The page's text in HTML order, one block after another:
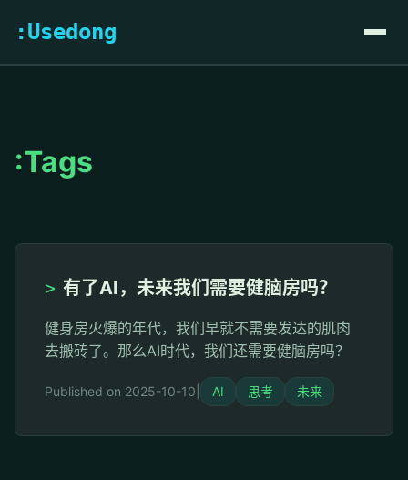
:Usedong
:Tags
> 有了AI，未来我们需要健脑房吗？
健身房火爆的年代，我们早就不需要发达的肌肉
去搬砖了。那么AI时代，我们还需要健脑房吗？
Published on 2025-10-10 AI 思考 未来